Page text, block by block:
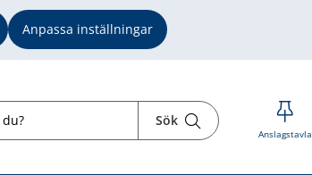
Anpassa inställningar
Sök
Anslagstavla